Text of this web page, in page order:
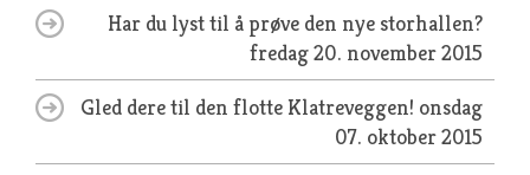
Har du lyst til å prøve den nye storhallen?
fredag 20. november 2015
Gled dere til den flotte Klatreveggen! onsdag
07. oktober 2015